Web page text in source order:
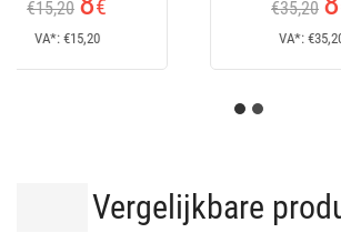
Vanaf
VA*: €75,60
Vergelijkbare